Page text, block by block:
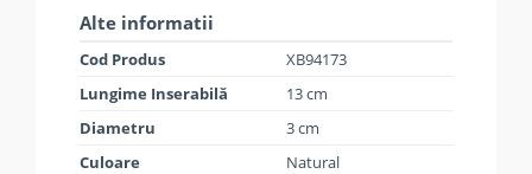
Alte informatii
Cod Produs
XB94173
Lungime Inserabilă
13 cm
Diametru
3 cm
Culoare
Natural